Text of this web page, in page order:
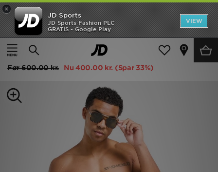
×
JD Sports
JD Sports Fashion PLC
GRATIS - Google Play
VIEW
Hjem
Herrer Herretøj Svømmetøj
Lacoste Croc Wrap Swim Shorts
Før600.00 kr. Nu 400.00 kr. (Spar 33%)
Hjem
Udsalg
Damer